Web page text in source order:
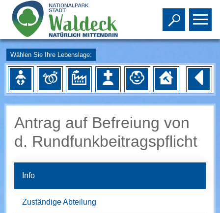
Toggle
Wählen Sie Ihre Lebenslage:
Antrag auf Befreiung von
d. Rundfunkbeitragspflicht
Info
Zuständige Abteilung